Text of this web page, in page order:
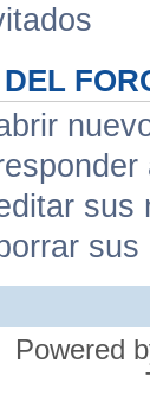
sus
borrar
Powered